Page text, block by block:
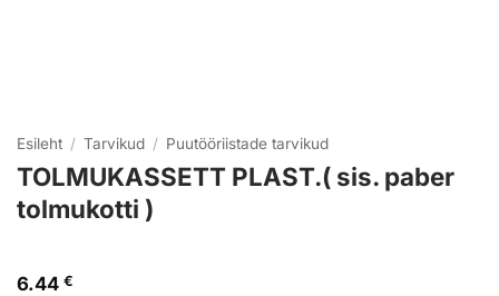
Esileht / Tarvikud / Puutööriistade tarvikud
TOLMUKASSETT PLAST.( sis. paber
tolmukotti )
6.44 €